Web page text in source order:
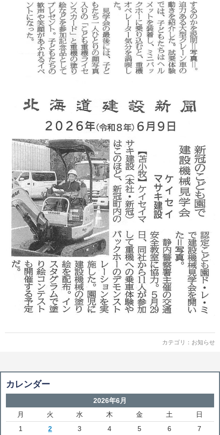
カテゴリ： お知らせ
カレンダー
2026年6月
月
火 水 木 金 土
日
1
2 3 4 5 6 7